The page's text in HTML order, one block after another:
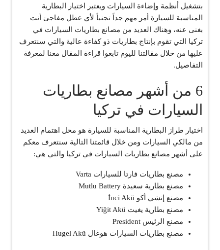
بتشغيل أنظمة وإضاءة السيارات ويعتبر اختيار البطارية
المناسبة للسيارة أمر مهم جداً تجنباً لأي عطل مفاجئ أنت
بغنى عنه، وهناك العديد من مصانع بطاريات السيارات في
تركيا التي تقوم بإنتاج بطاريات ذو كفاءة عالية والتي سنتعرف
عليها من خلال مقالتنا لليوم تابعوا قراءة المقال معنا لمعرفة
التفاصيل.
6 من أشهر مصانع بطاريات
السيارات في تركيا
اختيار طراز البطارية المناسبة للسيارة هو محل اهتمام العديد
من مالكي السيارات ومن خلال قائمتنا التالية سنتعرف معكم
على أشهر مصانع بطاريات السيارات في تركيا والتي هي:
مصنع بطاريات فارتا للسيارات Varta
مصنع بطارية سعيدة Mutlu Battery
مصنع إنشي أكو İnci Akü
مصنع بطارية يغيت Yiğit Akü
مصنع الرئيس President
مصنع بطاريات السيارات هوغال Hugel Akü